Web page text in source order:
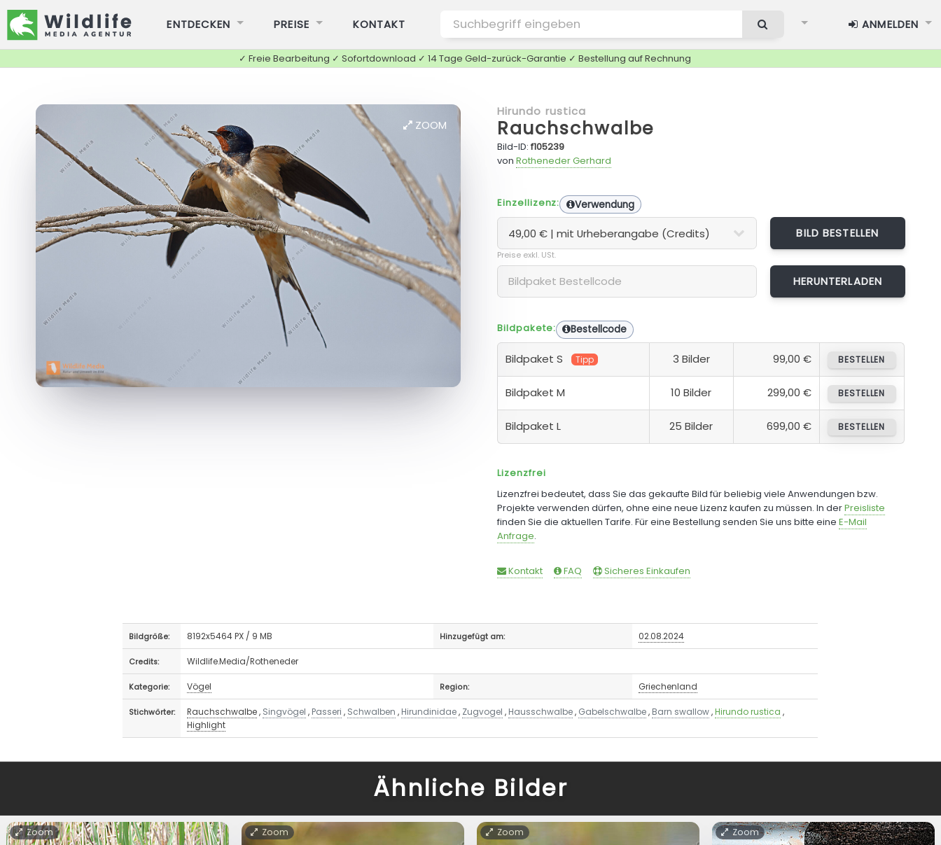
ENTDECKEN PREISE KONTAKT ANMELDEN
✓ Freie Bearbeitung ✓ Sofortdownload ✓ 14 Tage Geld-zurück-Garantie ✓ Bestellung auf Rechnung
ZOOM
Hirundo rustica
Rauchschwalbe
Bild-ID:f105239
von Rotheneder Gerhard
Einzellizenz: Verwendung
BILD BESTELLEN
Preise exkl. USt.
Bildpakete: Bestellcode
Bildpaket S Tipp 3 Bilder 99,00 € BESTELLEN
Bildpaket M 10 Bilder 299,00 € BESTELLEN
Bildpaket L 25 Bilder 699,00 € BESTELLEN
Lizenzfrei
Lizenzfrei bedeutet, dass Sie das gekaufte Bild für beliebig viele Anwendungen bzw.
Projekte verwenden dürfen, ohne eine neue Lizenz kaufen zu müssen. In derPreisliste
finden Sie die aktuellen Tarife. Für eine Bestellung senden Sie uns bitte eine E-Mail
Anfrage.
Kontakt FAQ Sicheres Einkaufen
Bildgröße: 8192x5464 PX / 9 MB Hinzugefügt am: 02.08.2024
Credits: Wildlife.Media/Rotheneder
Kategorie: Vögel Region: Griechenland
Stichwörter: Rauchschwalbe, Singvögel , Passeri , Schwalben , Hirundinidae, Zugvogel , Hausschwalbe, Gabelschwalbe, Barn swallow,Hirundo rustica ,
Highlight
Ähnliche Bilder
Zoom Zoom Zoom Zoom